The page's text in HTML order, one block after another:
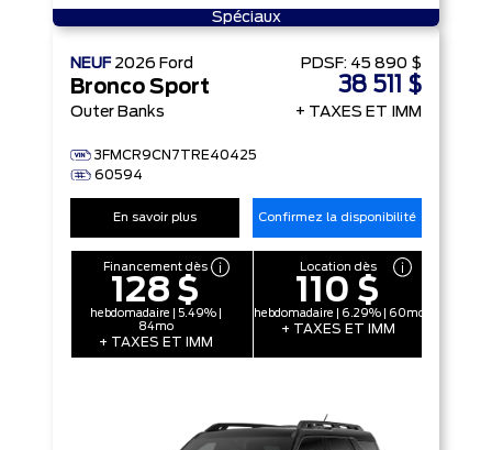
Spéciaux
NEUF 2026 Ford
Bronco Sport
Outer Banks
3FMCR9CN7TRE40425
60594
PDSF: 45 890 $
38 511 $
+ TAXES ET IMM
En savoir plus Confirmez la disponibilité
Financement dès
128 $
hebdomadaire | 5.49% |
84mo
+ TAXES ET IMM
Location dès
110 $
hebdomadaire | 6.29% | 60mo
+ TAXES ET IMM